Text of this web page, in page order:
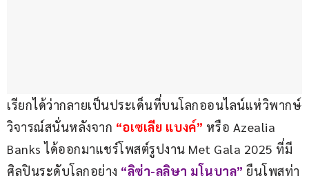
เรียกได้ว่ากลายเป็นประเด็นที่บนโลกออนไลน์แห่วิพากษ์
วิจารณ์สนั่นหลังจาก “อเซเลีย แบงค์” หรือ Azealia
Banks ได้ออกมาแชร์โพสต์รูปงาน Met Gala 2025 ที่มี
ศิลปินระดับโลกอย่าง “ลิซ่า-ลลิษา มโนบาล” ยืนโพสท่า